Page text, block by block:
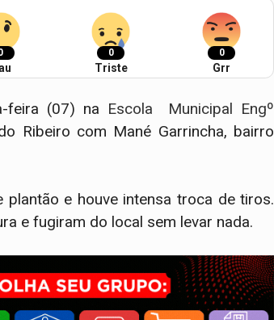
0
Triste
0
Grr
feira (07) na Escola Municipal Engº
Ribeiro com Mané Garrincha, bairro
e houve intensa troca de tiros.
e fugiram do local sem levar nada.